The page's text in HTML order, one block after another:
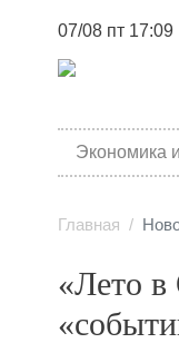
07/08 пт 17:09
category
Экономика
Главная
«Лето в